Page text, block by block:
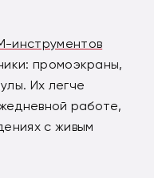
инструментов
промоэкраны,
Их легче
работе,
с живым